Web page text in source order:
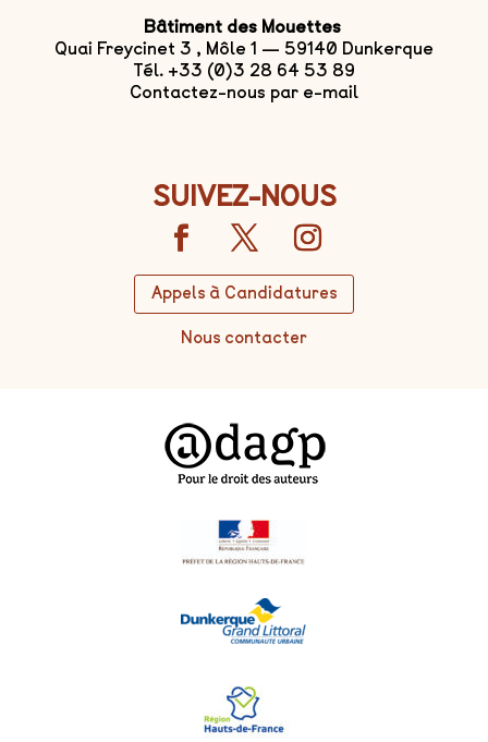
Bâtiment des Mouettes
Quai Freycinet 3 , Môle 1 — 59140 Dunkerque
Tél. +33 (0)3 28 64 53 89
Contactez-nous par e-mail
SUIVEZ-NOUS
Appels à Candidatures
Nous contacter